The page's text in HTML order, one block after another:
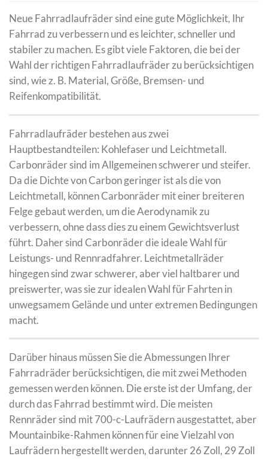
Neue Fahrradlaufräder sind eine gute Möglichkeit, Ihr
Fahrrad zu verbessern und es leichter, schneller und
stabiler zu machen. Es gibt viele Faktoren, die bei der
Wahl der richtigen Fahrradlaufräder zu berücksichtigen
sind, wie z. B. Material, Größe, Bremsen- und
Reifenkompatibilität.
Fahrradlaufräder bestehen aus zwei
Hauptbestandteilen: Kohlefaser und Leichtmetall.
Carbonräder sind im Allgemeinen schwerer und steifer.
Da die Dichte von Carbon geringer ist als die von
Leichtmetall, können Carbonräder mit einer breiteren
Felge gebaut werden, um die Aerodynamik zu
verbessern, ohne dass dies zu einem Gewichtsverlust
führt. Daher sind Carbonräder die ideale Wahl für
Leistungs- und Rennradfahrer. Leichtmetallräder
hingegen sind zwar schwerer, aber viel haltbarer und
preiswerter, was sie zur idealen Wahl für Fahrten in
unwegsamem Gelände und unter extremen Bedingungen
macht.
Darüber hinaus müssen Sie die Abmessungen Ihrer
Fahrradräder berücksichtigen, die mit zwei Methoden
gemessen werden können. Die erste ist der Umfang, der
durch das Fahrrad bestimmt wird. Die meisten
Rennräder sind mit 700-c-Laufrädern ausgestattet, aber
Mountainbike-Rahmen können für eine Vielzahl von
Laufrädern hergestellt werden, darunter 26 Zoll, 29 Zoll